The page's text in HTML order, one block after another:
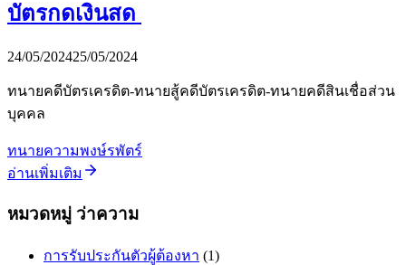
บัตรกดเงินสด
24/05/202425/05/2024
ทนายคดีบัตรเครดิต-ทนายสู้คดีบัตรเครดิต-ทนายคดีสินเชื่อส่วน
บุคคล
ทนายความพงษ์รพัตร์
อ่านเพิ่มเติม
หมวดหมู่ ว่าความ
การรับประกันตัวผู้ต้องหา (1)